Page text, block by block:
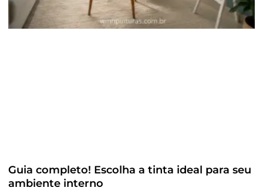
Guia completo! Escolha a tinta ideal para seu
ambiente interno